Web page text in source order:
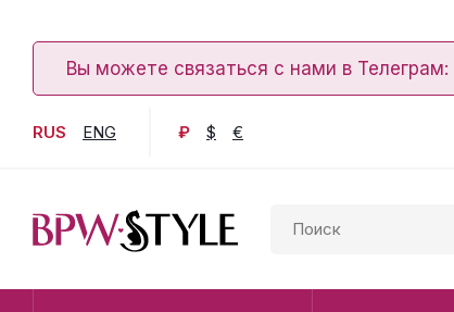
Вы можете связаться с нами в Телеграм:
RUS ENG ₽ $ €